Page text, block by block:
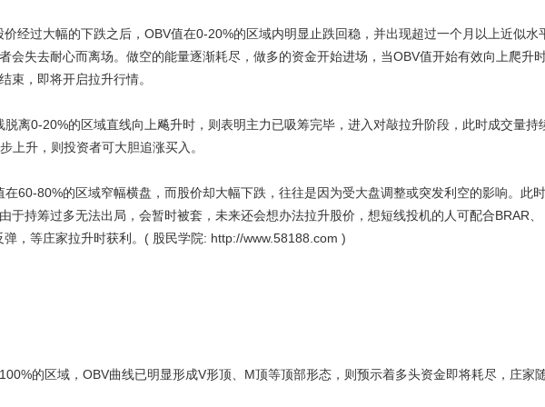
过大幅的下跌之后，OBV值在0-20%的区域内明显止跌回稳，并出现超过一个月以上近似水
会失去耐心而离场。做空的能量逐渐耗尽，做多的资金开始进场，当OBV值开始有效向上爬升
束，即将开启拉升行情。
0-20%的区域直线向上飚升时，则表明主力已吸筹完毕，进入对敲拉升阶段，此时成交量持
上升，则投资者可大胆追涨买入。
80%的区域窄幅横盘，而股价却大幅下跌，往往是因为受大盘调整或突发利空的影响。此
于持筹过多无法出局，会暂时被套，未来还会想办法拉升股价，想短线投机的人可配合BRAR、
，等庄家拉升时获利。( 股民学院: http://www.58188.com )
的区域，OBV曲线已明显形成V形顶、M顶等顶部形态，则预示着多头资金即将耗尽，庄家